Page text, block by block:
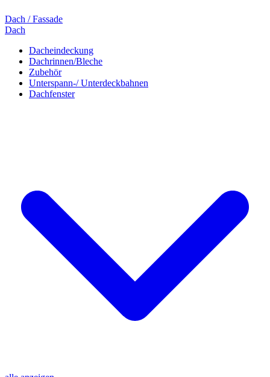
Dach / Fassade
Dach
Dacheindeckung
Dachrinnen/Bleche
Zubehör
Unterspann-/ Unterdeckbahnen
Dachfenster